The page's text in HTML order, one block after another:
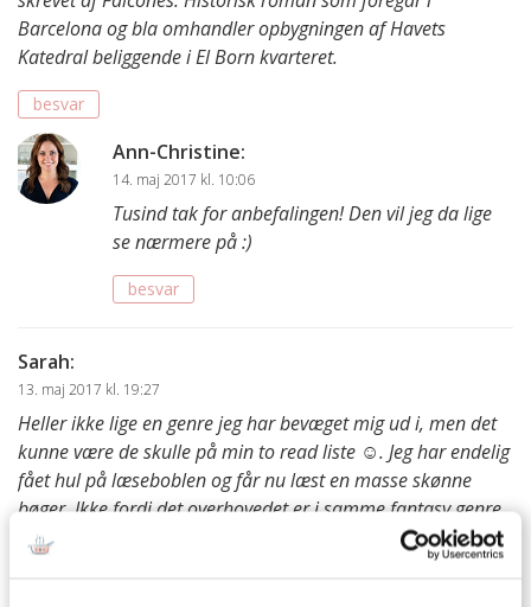
Barcelona og bla omhandler opbygningen af Havets
Katedral beliggende i El Born kvarteret.
besvar
Ann-Christine:
14. maj 2017 kl. 10:06
Tusind tak for anbefalingen! Den vil jeg da lige
se nærmere på :)
besvar
Sarah:
13. maj 2017 kl. 19:27
Heller ikke lige en genre jeg har bevæget mig ud i, men det
kunne være de skulle på min to read liste ☺. Jeg har endelig
fået hul på læseboblen og får nu læst en masse skønne
bøger. Ikke fordi det overhovedet er i samme fantasy genre,
men kender du Colleen Hoover? Fantastiske følesesrige
bøger, ikke mindst “Forbandede kærlighed”. Og så må jeg